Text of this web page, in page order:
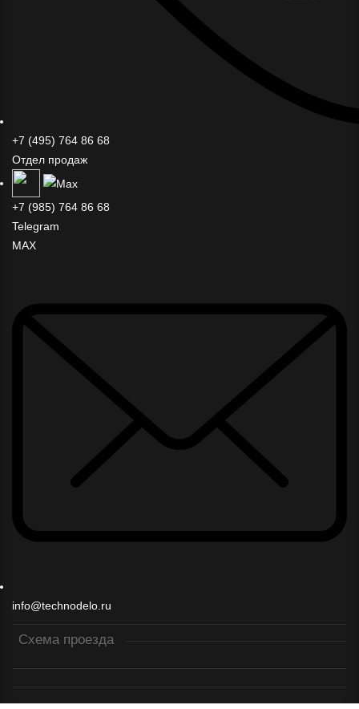
+7 (495) 764 86 68
Отдел продаж
+7 (985) 764 86 68
Telegram
MAX
info@technodelo.ru
Схема проезда